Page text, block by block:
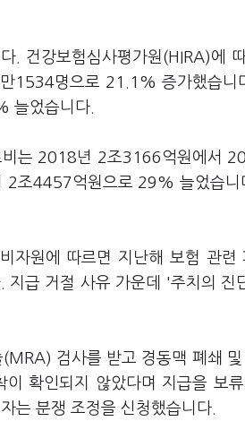
. 건강보험심사평가원(HIRA)에
명으로 21.1% 증가했습니
늘었습니다.
비는 2018년 2조3166억원에서
조4457억원으로 29% 늘었습니
자원에 따르면 지난해 보험 관
급 거절 사유 가운데 '주치의
검사를 받고 경동맥 폐쇄
확인되지 않았다며 지급을 보
는 분쟁 조정을 신청했습니다.